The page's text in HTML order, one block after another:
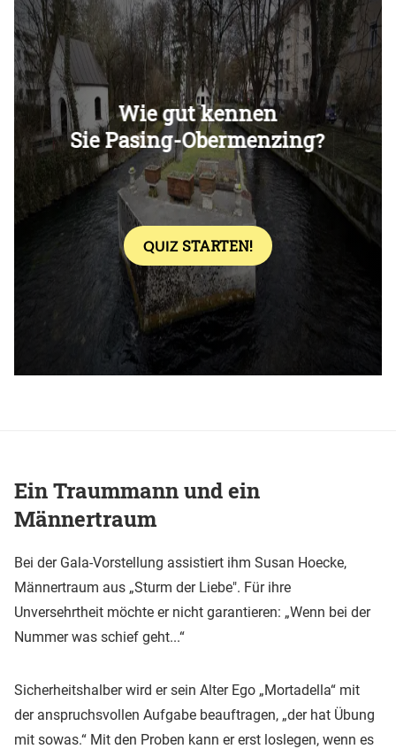
Überspringen
Ein Traummann und ein
Männertraum
Bei der Gala-Vorstellung assistiert ihm Susan Hoecke,
Männertraum aus „Sturm der Liebe". Für ihre
Unversehrtheit möchte er nicht garantieren: „Wenn bei der
Nummer was schief geht...“
Sicherheitshalber wird er sein Alter Ego „Mortadella“ mit
der anspruchsvollen Aufgabe beauftragen, „der hat Übung
mit sowas.“ Mit den Proben kann er erst loslegen, wenn es